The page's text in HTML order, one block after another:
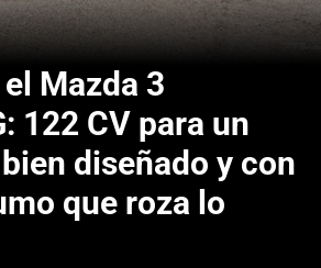
Mazda 3
122 CV para un
diseñado y con
que roza lo